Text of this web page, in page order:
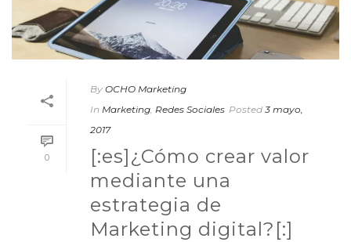
0
By OCHO Marketing
In Marketing, Redes Sociales Posted 3 mayo,
2017
[:es]¿Cómo crear valor
mediante una
estrategia de
Marketing digital?[:]